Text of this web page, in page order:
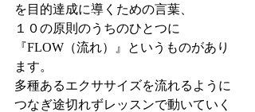
を目的達成に導くための言葉、
１０の原則のうちのひとつに
『FLOW（流れ）』というものがあり
ます。
多種あるエクササイズを流れるように
つなぎ途切れずレッスンで動いていく